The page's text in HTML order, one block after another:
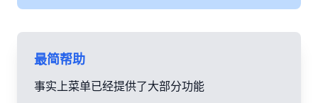
最简帮助
事实上菜单已经提供了大部分功能